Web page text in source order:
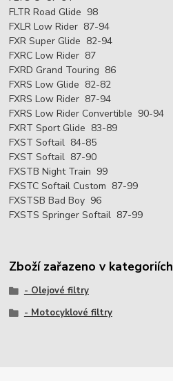
FLTR Road Glide 98
FXLR Low Rider 87-94
FXR Super Glide 82-94
FXRC Low Rider 87
FXRD Grand Touring 86
FXRS Low Glide 82-82
FXRS Low Rider 87-94
FXRS Low Rider Convertible 90-94
FXRT Sport Glide 83-89
FXST Softail 84-85
FXST Softail 87-90
FXSTB Night Train 99
FXSTC Softail Custom 87-99
FXSTSB Bad Boy 96
FXSTS Springer Softail 87-99
Zboží zařazeno v kategoriích
- Olejové filtry
- Motocyklové filtry